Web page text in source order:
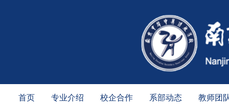
首页 专业介绍 校企合作 系部动态 教师团